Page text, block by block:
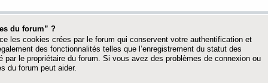
du forum” ?
les cookies crées par le forum qui conservent votre authentification et
des fonctionnalités telles que l’enregistrement du statut des
le propriétaire du forum. Si vous avez des problèmes de connexion ou
du forum peut aider.